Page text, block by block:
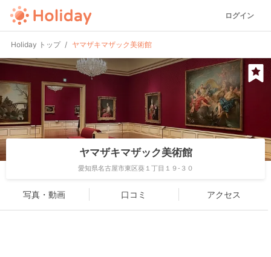
ログイン
Holiday トップ ヤマザキマザック美術館
ヤマザキマザック美術館
愛知県名古屋市東区葵１丁目１９-３０
写真・動画 口コミ アクセス